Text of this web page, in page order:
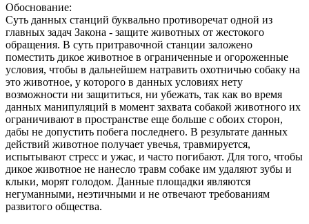
Обоснование:
Суть данных станций буквально противоречат одной из
главных задач Закона - защите животных от жестокого
обращения. В суть притравочной станции заложено
поместить дикое животное в ограниченные и огороженные
условия, чтобы в дальнейшем натравить охотничью собаку на
это животное, у которого в данных условиях нету
возможности ни защититься, ни убежать, так как во время
данных манипуляций в момент захвата собакой животного их
ограничивают в пространстве еще больше с обоих сторон,
дабы не допустить побега последнего. В результате данных
действий животное получает увечья, травмируется,
испытывают стресс и ужас, и часто погибают. Для того, чтобы
дикое животное не нанесло травм собаке им удаляют зубы и
клыки, морят голодом. Данные площадки являются
негуманными, неэтичными и не отвечают требованиям
развитого общества.